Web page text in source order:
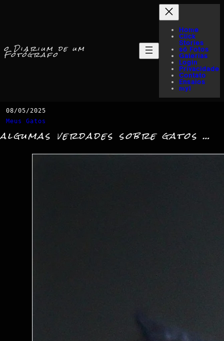
o Diarium de um
Fotógrafo
Home
Click
Stories
só Fotos
Galerias
Login
Privacidade
Contato
Ensaios
myI
08/05/2025
Meus Gatos
algumas verdades sobre gatos …